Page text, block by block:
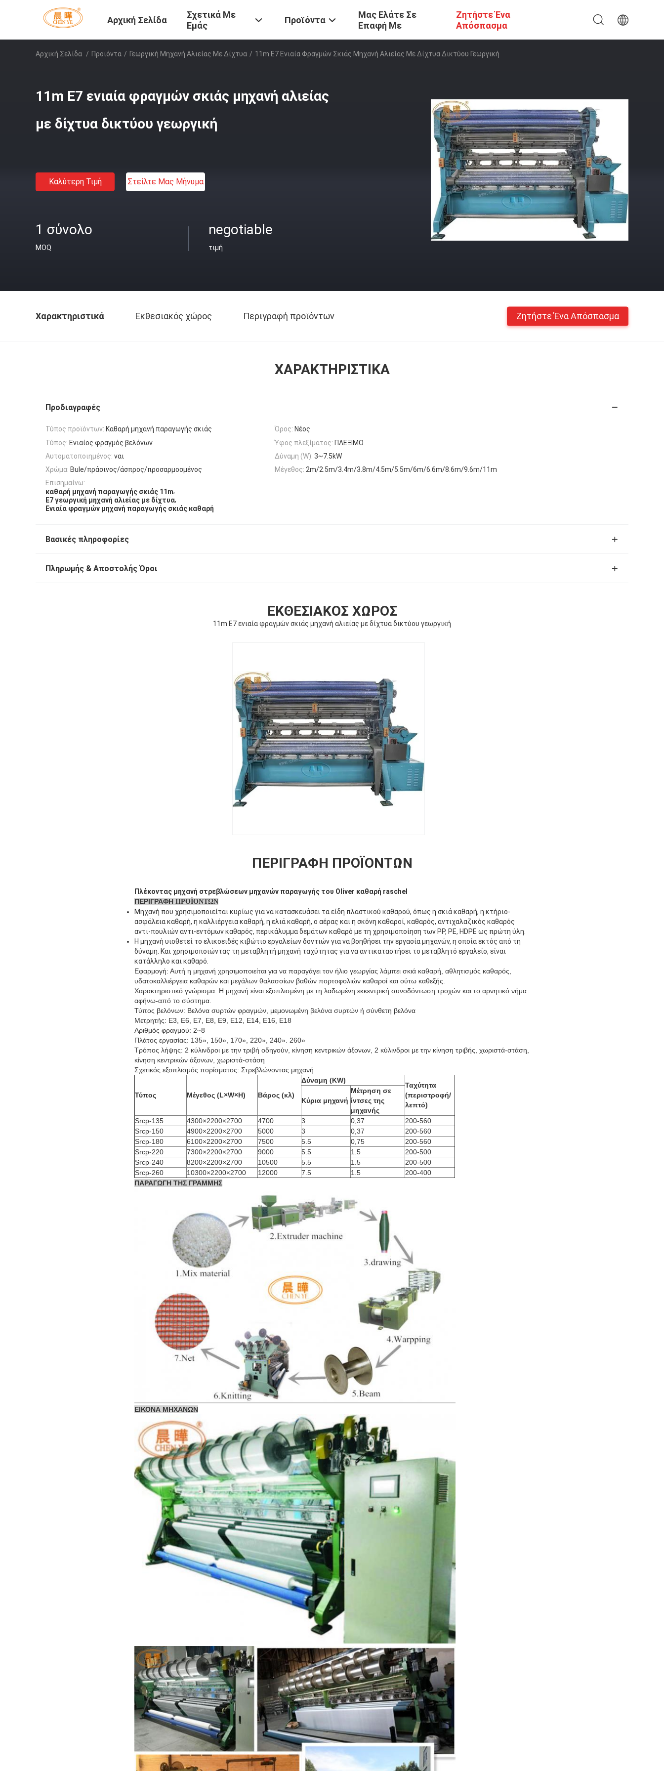
Αρχική Σελίδα
Σχετικά Με
Εμάς
Προϊόντα
Μας Ελάτε Σε
Επαφή Με
Ζητήστε Ένα
Απόσπασμα
Αρχική Σελίδα / Προϊόντα / Γεωργική Μηχανή Αλιείας Με Δίχτυα / 11m E7 Ενιαία Φραγμών Σκιάς Μηχανή Αλιείας Με Δίχτυα Δικτύου Γεωργική
11m E7 ενιαία φραγμών σκιάς μηχανή αλιείας
με δίχτυα δικτύου γεωργική
Καλύτερη Τιμή Στείλτε Μας Μήνυμα
1 σύνολο
MOQ
negotiable
τιμή
Χαρακτηριστικά Εκθεσιακός χώρος Περιγραφή προϊόντων Ζητήστε Ένα Απόσπασμα
ΧΑΡΑΚΤΗΡΙΣΤΙΚΆ
Προδιαγραφές
Τύπος προϊόντων: Καθαρή μηχανή παραγωγής σκιάς Όρος: Νέος
Τύπος: Ενιαίος φραγμός βελόνων Ύφος πλεξίματος: ΠΛΕΞΙΜΟ
Αυτοματοποιημένος: ναι Δύναμη (W): 3~7.5kW
Χρώμα: Bule/πράσινος/άσπρος/προσαρμοσμένος Μέγεθος: 2m/2.5m/3.4m/3.8m/4.5m/5.5m/6m/6.6m/8.6m/9.6m/11m
Επισημαίνω:
καθαρή μηχανή παραγωγής σκιάς 11m,
E7 γεωργική μηχανή αλιείας με δίχτυα,
Ενιαία φραγμών μηχανή παραγωγής σκιάς καθαρή
Βασικές πληροφορίες
Πληρωμής & Αποστολής Όροι
ΕΚΘΕΣΙΑΚΌΣ ΧΏΡΟΣ
11m E7 ενιαία φραγμών σκιάς μηχανή αλιείας με δίχτυα δικτύου γεωργική
ΠΕΡΙΓΡΑΦΉ ΠΡΟΪΌΝΤΩΝ
Πλέκοντας μηχανή στρεβλώσεων μηχανών παραγωγής του Oliver καθαρή raschel
ΠΕΡΙΓΡΑΦΗ ΠΡΟΪΟΝΤΩΝ
Μηχανή που χρησιμοποιείται κυρίως για να κατασκευάσει τα είδη πλαστικού καθαρού, όπως η σκιά καθαρή, η κτήριο-
ασφάλεια καθαρή, η καλλιέργεια καθαρή, η ελιά καθαρή, ο αέρας και η σκόνη καθαροί, καθαρός, αντιχαλαζικός καθαρός
αντι-πουλιών αντι-εντόμων καθαρός, περικάλυμμα δεμάτων καθαρό με τη χρησιμοποίηση των PP, PE, HDPE ως πρώτη ύλη.
Η μηχανή υιοθετεί το ελικοειδές κιβώτιο εργαλείων δοντιών για να βοηθήσει την εργασία μηχανών, η οποία εκτός από τη
δύναμη. Και χρησιμοποιώντας τη μεταβλητή μηχανή ταχύτητας για να αντικαταστήσει το μεταβλητό εργαλείο, είναι
κατάλληλο και καθαρό.
Εφαρμογή: Αυτή η μηχανή χρησιμοποιείται για να παραγάγει τον ήλιο γεωργίας λάμπει σκιά καθαρή, αθλητισμός καθαρός,
υδατοκαλλιέργεια καθαρών και μεγάλων θαλασσίων βαθών πορτοφολιών καθαροί και ούτω καθεξής.
Χαρακτηριστικό γνώρισμα: Η μηχανή είναι εξοπλισμένη με τη λαδωμένη εκκεντρική συνοδόντωση τροχών και το αρνητικό νήμα
αφήνω-από το σύστημα.
Τύπος βελόνων: Βελόνα συρτών φραγμών, μεμονωμένη βελόνα συρτών ή σύνθετη βελόνα
Μετρητής: E3, E6, E7, E8, E9, E12, E14, E16, E18
Αριθμός φραγμού: 2~8
Πλάτος εργασίας: 135», 150», 170», 220», 240». 260»
Τρόπος λήψης: 2 κύλινδροι με την τριβή οδηγούν, κίνηση κεντρικών άξονων, 2 κύλινδροι με την κίνηση τριβής, χωριστά-στάση,
κίνηση κεντρικών άξονων, χωριστά-στάση
Σχετικός εξοπλισμός πορίσματος: Στρεβλώνοντας μηχανή
Τύπος Μέγεθος (L×W×H) Βάρος (κλ)
Δύναμη (KW)
Ταχύτητα
(περιστροφή/
λεπτό)
Κύρια μηχανή
Μέτρηση σε
ίντσες της
μηχανής
Srcp-135
4300×2200×2700 4700 3 0,37
200-560
Srcp-150
4900×2200×2700 5000 3 0,37
200-560
Srcp-180
6100×2200×2700 7500 5.5 0,75
200-560
Srcp-220
7300×2200×2700 9000 5.5 1.5
200-500
Srcp-240
8200×2200×2700 10500 5.5 1.5
200-500
Srcp-260
10300×2200×2700 12000 7.5 1.5
200-400
ΠΑΡΑΓΩΓΗ ΤΗΣ ΓΡΑΜΜΗΣ
ΕΙΚΟΝΑ ΜΗΧΑΝΩΝ